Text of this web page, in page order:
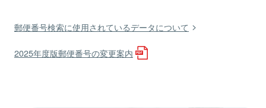
郵便番号検索に使用されているデータについて
2025年度版郵便番号の変更案内